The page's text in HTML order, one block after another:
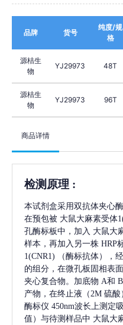
品牌 货号
纯度/规
格
源桔生
物
YJ29973 48T
源桔生
物
YJ29973 96T
商品详情
检测原理 :
本试剂盒采用双抗体夹心
在预包被 大鼠大麻素受体
孔酶标板中，加入 大鼠大
样本，再加入另一株 HRP
1(CNR1)
（酶标抗体），
的组分，在微孔板固相表
夹心复合物。加底物 A和
产物，在终止液（2M 硫
酶标仪 450nm波长上测定
值）与待测样品中 大鼠大